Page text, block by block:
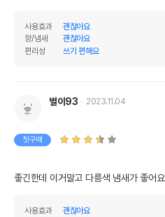
사용효과
괜찮아요
향/냄새
괜찮아요
편리성
쓰기 편해요
별이93 2023.11.04
첫구매
좋긴한데 이거말고 다릉색 냄새가 좋어요
사용효과
괜찮아요